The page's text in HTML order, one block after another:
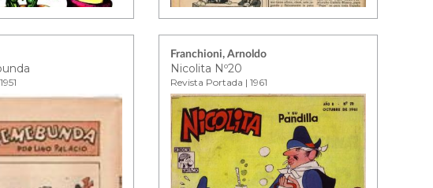
Franchioni, Arnoldo
Nicolita Nº20
Revista Portada | 1961